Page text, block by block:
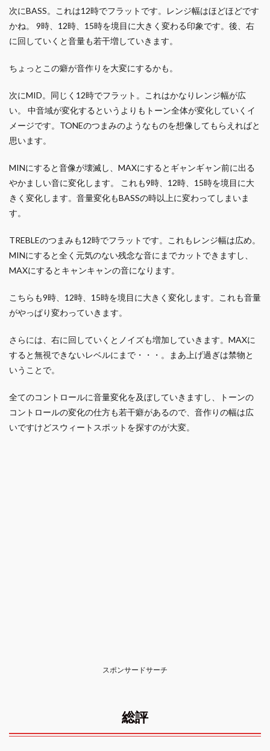
次にBASS。これは12時でフラットです。レンジ幅はほどほどです
かね。 9時、12時、15時を境目に大きく変わる印象です。後、右
に回していくと音量も若干増していきます。
ちょっとこの癖が音作りを大変にするかも。
次にMID。同じく12時でフラット。これはかなりレンジ幅が広
い。 中音域が変化するというよりもトーン全体が変化していくイ
メージです。TONEのつまみのようなものを想像してもらえればと
思います。
MINにすると音像が壊滅し、MAXにするとギャンギャン前に出る
やかましい音に変化します。 これも9時、12時、15時を境目に大
きく変化します。音量変化もBASSの時以上に変わってしまいま
す。
TREBLEのつまみも12時でフラットです。これもレンジ幅は広め。
MINにすると全く元気のない残念な音にまでカットできますし、
MAXにするとキャンキャンの音になります。
こちらも9時、12時、15時を境目に大きく変化します。これも音量
がやっぱり変わっていきます。
さらには、右に回していくとノイズも増加していきます。MAXに
すると無視できないレベルにまで・・・。まあ上げ過ぎは禁物と
いうことで。
全てのコントロールに音量変化を及ぼしていきますし、トーンの
コントロールの変化の仕方も若干癖があるので、音作りの幅は広
いですけどスウィートスポットを探すのが大変。
スポンサードサーチ
総評